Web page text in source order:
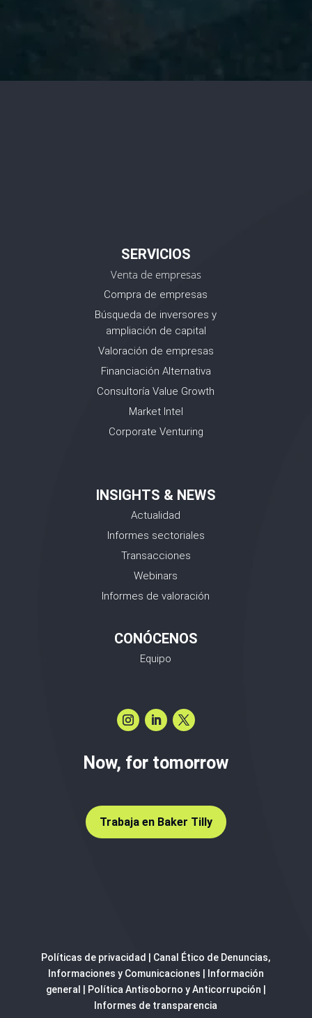
SERVICIOS
Venta de empresas
Compra de empresas
Búsqueda de inversores y
ampliación de capital
Valoración de empresas
Financiación Alternativa
Consultoría Value Growth
Market Intel
Corporate Venturing
INSIGHTS & NEWS
Actualidad
Informes sectoriales
Transacciones
Webinars
Informes de valoración
CONÓCENOS
Equipo
Now, for tomorrow
Trabaja en Baker Tilly
Políticas de privacidad | Canal Ético de Denuncias,
Informaciones y Comunicaciones | Información
general | Política Antisoborno y Anticorrupción |
Informes de transparencia